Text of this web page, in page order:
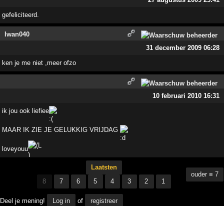
gefeliciteerd.
Iwan040
31 december 2009 06:28
ken je me niet ,meer ofzo
10 februari 2010 16:31
ik jou ook liefiee
MAAR IK ZIE JE GELUKKIG VRIJDAG
loveyouu
Laatsten
8
7 6 5 4 3 2 1
ouder ≡ 7
Deel je mening! Log in of registreer